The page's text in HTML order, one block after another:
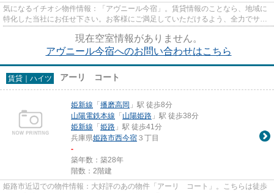
気になるイチオシ物件情報：「アヴニール今宿」。賃貸情報のことなら、地域に
特化した当社にお任せ下さい。お客様にご満足していただけるよう、全力でサポ
ート致します。また、ご希望...
現在空室情報がありません。
アヴニール今宿へのお問い合わせはこちら
賃貸｜ハイツ アーリ コート
姫新線 「播磨高岡 」駅 徒歩8分
山陽電鉄本線 「山陽姫路 」駅 徒歩38分
姫新線 「姫路 」駅 徒歩41分
兵庫県姫路市西今宿 ３丁目
-
築年数：築28年
階数：2階建
姫路市近辺での物件情報：大好評のあの物件「アーリ コート」。こちらは徒歩